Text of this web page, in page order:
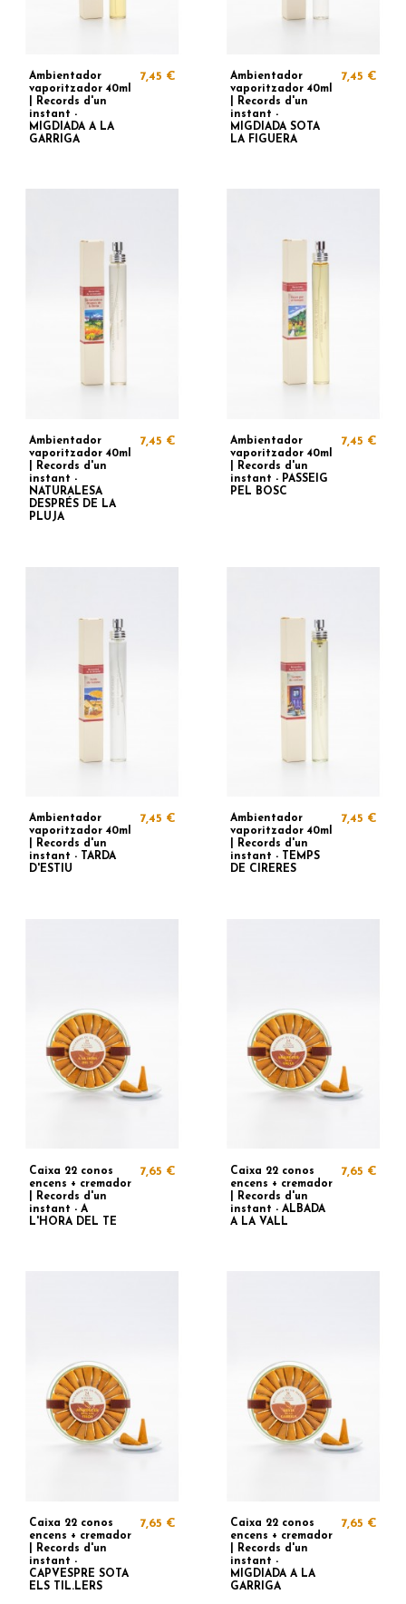
Ambientador
vaporitzador 40ml
| Records d'un
instant -
MIGDIADA A LA
GARRIGA
7,45 €
Ambientador
vaporitzador 40ml
| Records d'un
instant -
MIGDIADA SOTA
LA FIGUERA
7,45 €
Ambientador
vaporitzador 40ml
| Records d'un
instant -
NATURALESA
DESPRÉS DE LA
PLUJA
7,45 €
Ambientador
vaporitzador 40ml
| Records d'un
instant - PASSEIG
PEL BOSC
7,45 €
Ambientador
vaporitzador 40ml
| Records d'un
instant - TARDA
D'ESTIU
7,45 €
Ambientador
vaporitzador 40ml
| Records d'un
instant - TEMPS
DE CIRERES
7,45 €
Caixa 22 conos
encens + cremador
| Records d'un
instant - A
L'HORA DEL TE
7,65 €
Caixa 22 conos
encens + cremador
| Records d'un
instant - ALBADA
A LA VALL
7,65 €
Caixa 22 conos
encens + cremador
| Records d'un
instant -
CAPVESPRE SOTA
ELS TIL.LERS
7,65 €
Caixa 22 conos
encens + cremador
| Records d'un
instant -
MIGDIADA A LA
GARRIGA
7,65 €